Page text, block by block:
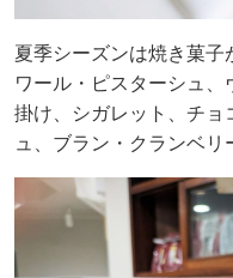
夏季シーズンは焼き菓子
ワール・ピスターシュ、
掛け、シガレット、チョ
ュ、ブラン・クランベリ